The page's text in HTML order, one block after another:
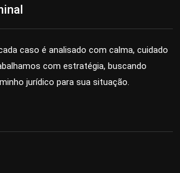
caso é analisado com calma, cuidado
com estratégia, buscando
jurídico para sua situação.